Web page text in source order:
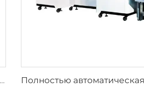
Автоматическая ультразвуковая машина для резки ткани CSMTK с вертикальными и горизонтальными лезвиями для эффективной резки ткани